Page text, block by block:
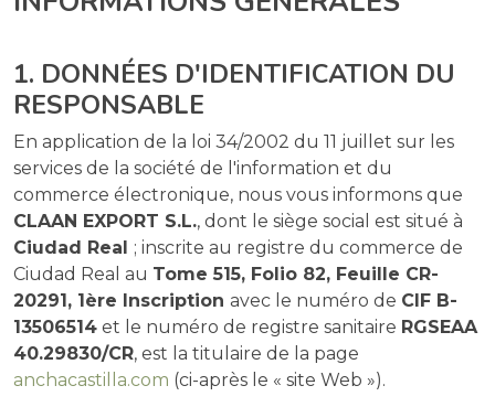
1. DONNÉES D'IDENTIFICATION DU
RESPONSABLE
En application de la loi 34/2002 du 11 juillet sur les
services de la société de l'information et du
commerce électronique, nous vous informons que
CLAAN EXPORT S.L., dont le siège social est situé à
Ciudad Real ; inscrite au registre du commerce de
Ciudad Real au Tome 515, Folio 82, Feuille CR-
20291, 1ère Inscription avec le numéro de CIF B-
13506514 et le numéro de registre sanitaire RGSEAA
40.29830/CR, est la titulaire de la page
anchacastilla.com (ci-après le « site Web »).